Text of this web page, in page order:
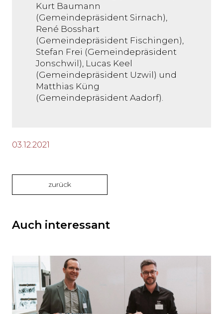
Kurt Baumann
(Gemeindepräsident Sirnach),
René Bosshart
(Gemeindepräsident Fischingen),
Stefan Frei (Gemeindepräsident
Jonschwil), Lucas Keel
(Gemeindepräsident Uzwil) und
Matthias Küng
(Gemeindepräsident Aadorf).
03.12.2021
zurück
Auch interessant